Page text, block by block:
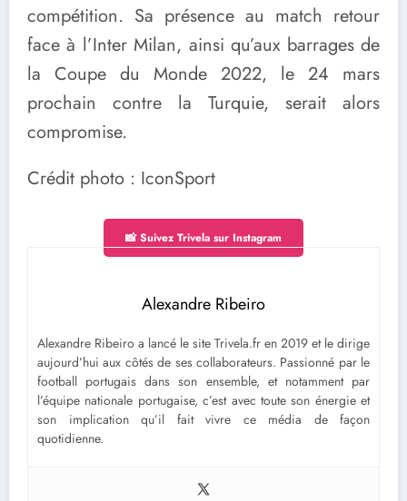
compétition. Sa présence au match retour
face à l’Inter Milan, ainsi qu’aux barrages de
la Coupe du Monde 2022, le 24 mars
prochain contre la Turquie, serait alors
compromise.
Crédit photo : IconSport
📸 Suivez Trivela sur Instagram
Alexandre Ribeiro
Alexandre Ribeiro a lancé le site Trivela.fr en 2019 et le dirige
aujourd’hui aux côtés de ses collaborateurs. Passionné par le
football portugais dans son ensemble, et notamment par
l’équipe nationale portugaise, c’est avec toute son énergie et
son implication qu’il fait vivre ce média de façon
quotidienne.